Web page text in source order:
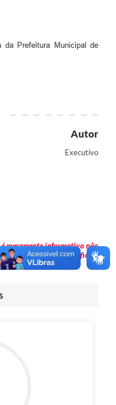
da Prefeitura Municipal de
Autor
Executivo
meramente informativo não
publicado em Diário Oficial.